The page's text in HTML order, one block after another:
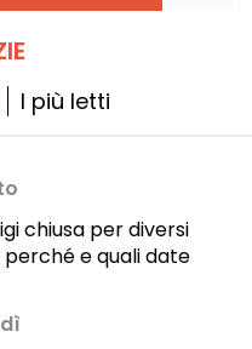
I più letti
chiusa per diversi
e quali date